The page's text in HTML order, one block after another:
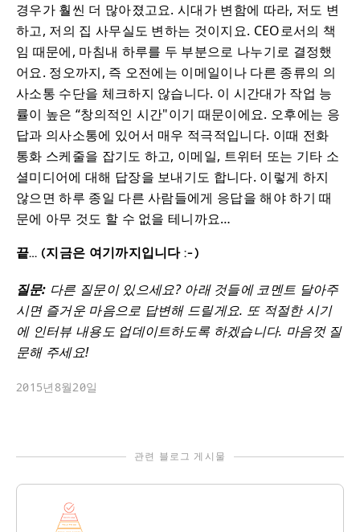
경우가 훨씬 더 많아졌고요. 시대가 변함에 따라, 저도 변
하고, 저의 집 사무실도 변하는 것이지요. CEO로서의 책
임 때문에, 마침내 하루를 두 부분으로 나누기로 결정했
어요. 정오까지, 즉 오전에는 이메일이나 다른 종류의 의
사소통 수단을 체크하지 않습니다. 이 시간대가 작업 능
률이 높은 “창의적인 시간"이기 때문이에요. 오후에는 응
답과 의사소통에 있어서 매우 적극적입니다. 이때 전화
통화 스케줄을 잡기도 하고, 이메일, 트위터 또는 기타 소
셜미디어에 대해 답장을 보내기도 합니다. 이렇게 하지
않으면 하루 종일 다른 사람들에게 응답을 해야 하기 때
문에 아무 것도 할 수 없을 테니까요…
끝… (지금은 여기까지입니다 :-)
질문: 다른 질문이 있으세요? 아래 것들에 코멘트 달아주
시면 즐거운 마음으로 답변해 드릴게요. 또 적절한 시기
에 인터뷰 내용도 업데이트하도록 하겠습니다. 마음껏 질
문해 주세요!
2015년8월20일
관련 블로그 게시물